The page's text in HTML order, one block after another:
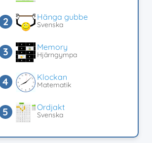
Hänga gubbe
Svenska
Memory
Hjärngympa
Klockan
Matematik
Ordjakt
Svenska